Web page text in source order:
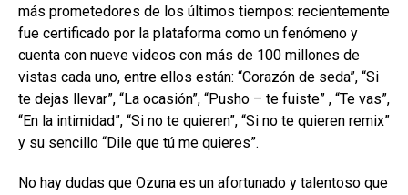
más prometedores de los últimos tiempos: recientemente
fue certificado por la plataforma como un fenómeno y
cuenta con nueve videos con más de 100 millones de
vistas cada uno, entre ellos están: “Corazón de seda”, “Si
te dejas llevar”, “La ocasión”, “Pusho – te fuiste” , “Te vas”,
“En la intimidad”, “Si no te quieren”, “Si no te quieren remix”
y su sencillo “Dile que tú me quieres”.
No hay dudas que Ozuna es un afortunado y talentoso que